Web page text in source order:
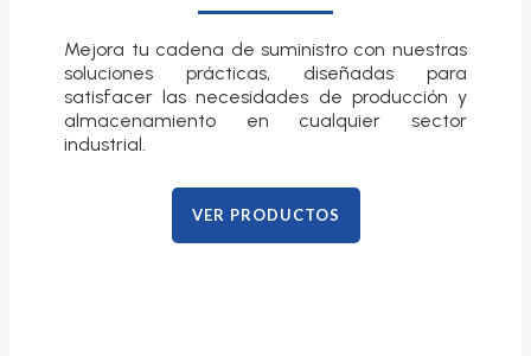
Mejora tu cadena de suministro con nuestras
soluciones prácticas, diseñadas para
satisfacer las necesidades de producción y
almacenamiento en cualquier sector
industrial.
VER PRODUCTOS